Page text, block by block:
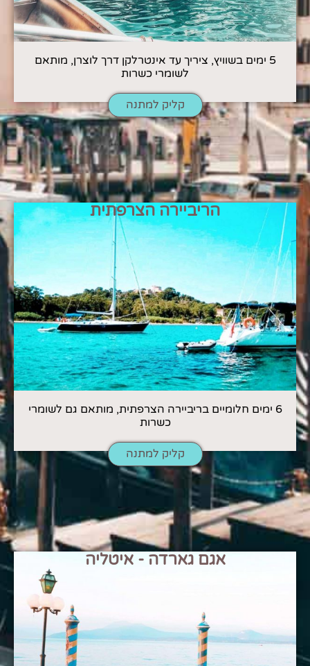
5 ימים בשוויץ, ציריך עד אינטרלקן דרך לוצרן, מותאם
לשומרי כשרות
קליק למתנה
הריביירה הצרפתית
6 ימים חלומיים בריביירה הצרפתית, מותאם גם לשומרי
כשרות
קליק למתנה
אגם גארדה - איטליה